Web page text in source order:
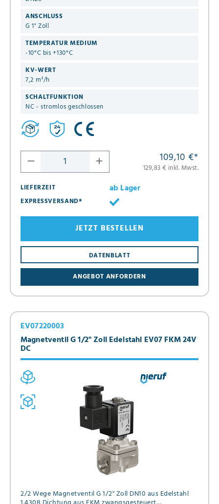
ANSCHLUSS
G 1" Zoll
TEMPERATUR MEDIUM
-10°C bis +130°C
KV-WERT
7,2 m³/h
SCHALTFUNKTION
NC - stromlos geschlossen
109,10 €*
129,83 € inkl. Mwst.
LIEFERZEIT
ab Lager
EXPRESSVERSAND*
ANGEBOT ANFORDERN
DATENBLATT
JETZT BESTELLEN
Magnetventil G 1/2" Zoll Edelstahl EV07 FKM 24V
DC
EV07220003
2/2 Wege Magnetventil G 1/2" Zoll DN10 aus Edelstahl